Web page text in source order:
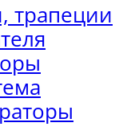
трапеции